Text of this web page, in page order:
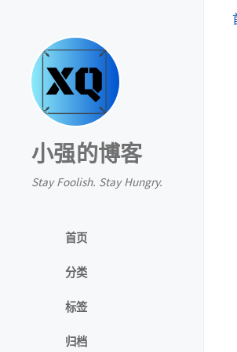
小强的博客
Stay Foolish. Stay Hungry.
首页
分类
标签
归档